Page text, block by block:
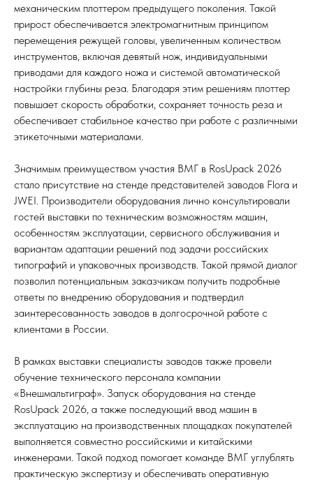
механическим плоттером предыдущего поколения. Такой
прирост обеспечивается электромагнитным принципом
перемещения режущей головы, увеличенным количеством
инструментов, включая девятый нож, индивидуальными
приводами для каждого ножа и системой автоматической
настройки глубины реза. Благодаря этим решениям плоттер
повышает скорость обработки, сохраняет точность реза и
обеспечивает стабильное качество при работе с различными
этикеточными материалами.
Значимым преимуществом участия ВМГ в RosUpack 2026
стало присутствие на стенде представителей заводов Flora и
JWEI. Производители оборудования лично консультировали
гостей выставки по техническим возможностям машин,
особенностям эксплуатации, сервисного обслуживания и
вариантам адаптации решений под задачи российских
типографий и упаковочных производств. Такой прямой диалог
позволил потенциальным заказчикам получить подробные
ответы по внедрению оборудования и подтвердил
заинтересованность заводов в долгосрочной работе с
клиентами в России.
В рамках выставки специалисты заводов также провели
обучение технического персонала компании
«Внешмальтиграф». Запуск оборудования на стенде
RosUpack 2026, а также последующий ввод машин в
эксплуатацию на производственных площадках покупателей
выполняется совместно российскими и китайскими
инженерами. Такой подход помогает команде ВМГ углублять
практическую экспертизу и обеспечивать оперативную